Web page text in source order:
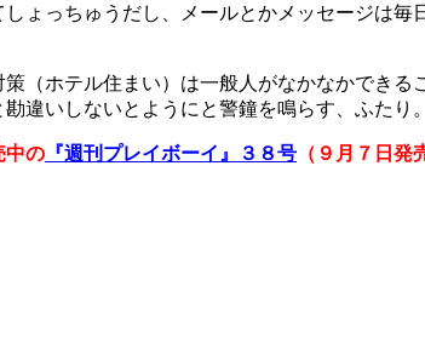
ょっちゅうだし、メールとかメッセージは
（ホテル住まい）は一般人がなかなかでき
違いしないとようにと警鐘を鳴らす、ふたり。
中の 『週刊プレイボーイ』３８号 （９月７日発